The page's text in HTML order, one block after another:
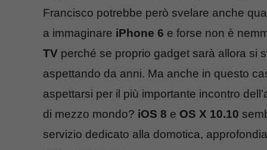
Francisco potrebbe però svelare anche
a immaginare iPhone 6 e forse non è
TV perché se proprio gadget sarà allora si
aspettando da anni. Ma anche in questo
aspettarsi per il più importante incontro
di mezzo mondo? iOS 8 e OS X 10.10
servizio dedicato alla domotica,